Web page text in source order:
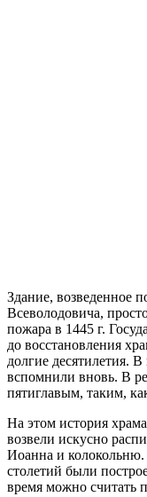
Здание, возведенное
Всеволодовича,
пожара в 1445 г.
до восстановления
долгие десятилетия.
вспомнили вновь. В
пятиглавым, таким,
На этом история
возвели искусно
Иоанна и
столетий были
время можно считать